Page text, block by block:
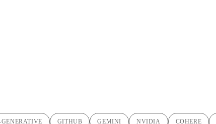
COHERE
NVIDIA
GEMINI
GITHUB